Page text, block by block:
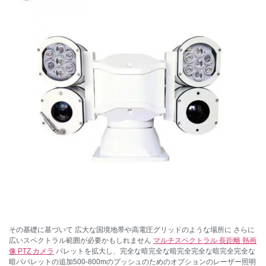
その基礎に基づいて 広大な国境地帯や高電圧グリッドのような場所に さらに
広いスペクトラル範囲が必要かもしれません マルチスペクトラル 長距離 熱画
像 PTZ カメラ パレットを拡大し、完全な暗完全な暗完全完全な暗完全完全な
暗パパレットの追加500-800mのプッシュのためのオプションのレーザー照明